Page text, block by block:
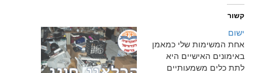
קשור
ישום
אחת המשימות שלי כמאמן
באימונים האישיים היא
לתת כלים משמעותיים